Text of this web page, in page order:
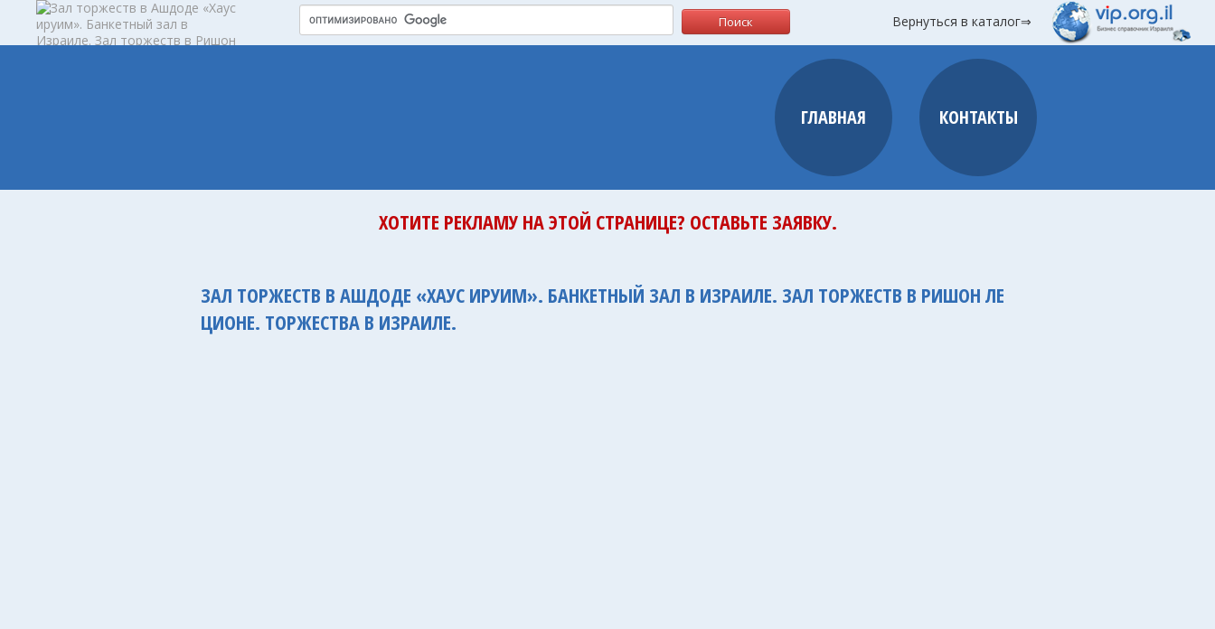
Вернуться в каталог⇒
КОНТАКТЫ
ГЛАВНАЯ
ХОТИТЕ РЕКЛАМУ НА ЭТОЙ СТРАНИЦЕ? ОСТАВЬТЕ ЗАЯВКУ.
ЗАЛ ТОРЖЕСТВ В АШДОДЕ «ХАУС ИРУИМ». БАНКЕТНЫЙ ЗАЛ В ИЗРАИЛЕ. ЗАЛ ТОРЖЕСТВ В РИШОН ЛЕ
ЦИОНЕ. ТОРЖЕСТВА В ИЗРАИЛЕ.